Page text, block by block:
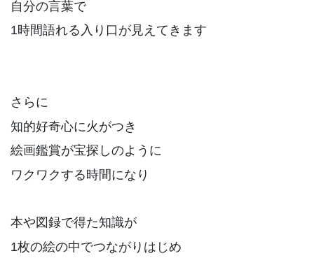
自分の言葉で
1時間語れる入り口が見えてきます
さらに
知的好奇心に火がつき
絵画鑑賞が宝探しのように
ワクワクする時間になり
本や図録で得た知識が
1枚の絵の中でつながりはじめ